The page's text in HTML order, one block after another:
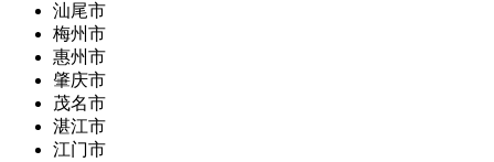
汕尾市
梅州市
惠州市
肇庆市
茂名市
湛江市
江门市